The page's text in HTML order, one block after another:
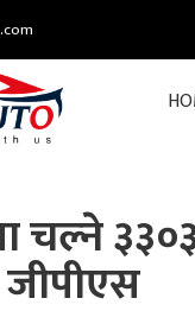
चल्ने
जीपीएस